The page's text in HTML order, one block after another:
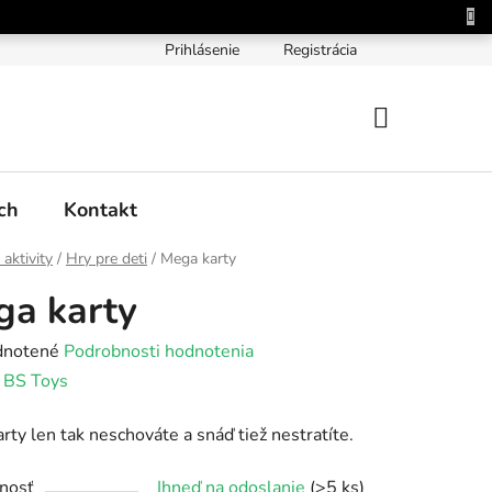
Prihlásenie Registrácia
Kontakt
aktivity / Hry pre deti / Mega karty
karty
Podrobnosti hodnotenia
BS Toys
len tak neschováte a snáď tiež nestratíte.